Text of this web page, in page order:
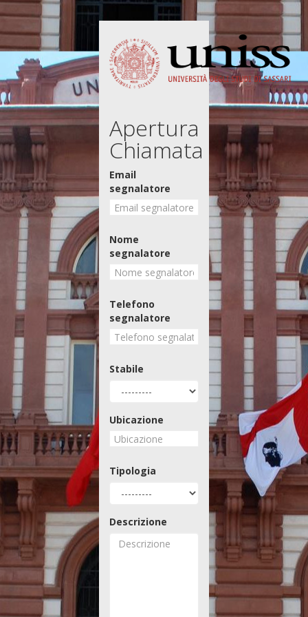
Apertura
Chiamata
Email
segnalatore
Nome
segnalatore
Telefono
segnalatore
Stabile
Ubicazione
Tipologia
Descrizione